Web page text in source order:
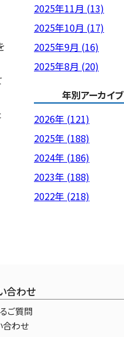
2025年11月 (13)
2025年10月 (17)
2025年9月 (16)
2025年8月 (20)
年別アーカイブ
2026年 (121)
2025年 (188)
2024年 (186)
2023年 (188)
2022年 (218)
合わせ
ご質問
合わせ